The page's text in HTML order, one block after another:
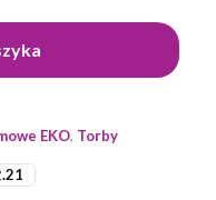
EKO, Torby